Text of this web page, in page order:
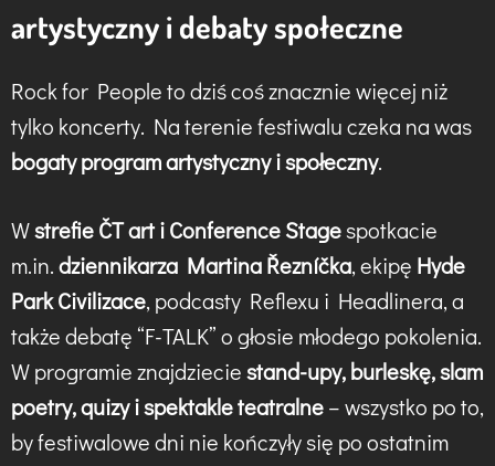
artystyczny i debaty społeczne
Rock for People to dziś coś znacznie więcej niż
tylko koncerty. Na terenie festiwalu czeka na was
bogaty program artystyczny i społeczny.
Wstrefie ČT art i Conference Stagespotkacie
m.in.dziennikarza Martina Řezníčka, ekipę Hyde
Park Civilizace, podcasty Reflexu i Headlinera, a
także debatę “F-TALK” o głosie młodego pokolenia.
W programie znajdzieciestand-upy, burleskę, slam
poetry, quizy i spektakle teatralne– wszystko po to,
by festiwalowe dni nie kończyły się po ostatnim